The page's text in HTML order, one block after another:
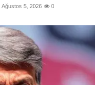
Ağustos 5, 2026 0